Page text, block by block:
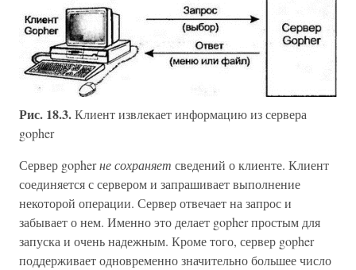
Рис. 18.3.Клиент извлекает информацию из сервера
gopher
Сервер gopherне сохраняет сведений о клиенте. Клиент
соединяется с сервером и запрашивает выполнение
некоторой операции. Сервер отвечает на запрос и
забывает о нем. Именно это делает gopher простым для
запуска и очень надежным. Кроме того, сервер gopher
поддерживает одновременно значительно большее число